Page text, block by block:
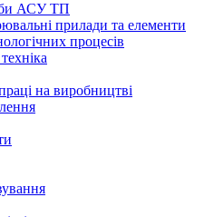
АСУ ТП
прилади та елементи
процесів
на виробництві